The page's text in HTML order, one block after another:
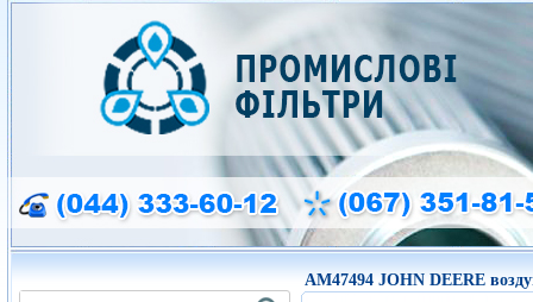
AM47494 JOHN DEERE